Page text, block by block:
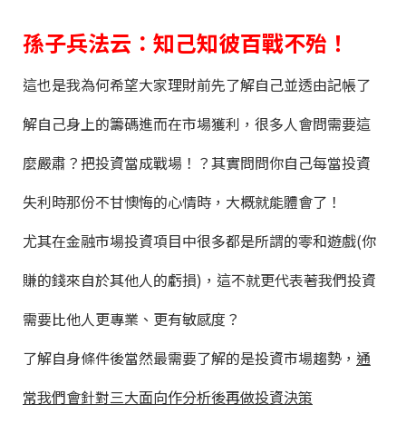
孫子兵法云：知己知彼百戰不殆！
這也是我為何希望大家理財前先了解自己並透由記帳了
解自己身上的籌碼進而在市場獲利，很多人會問需要這
麼嚴肅？把投資當成戰場！？其實問問你自己每當投資
失利時那份不甘懊悔的心情時，大概就能體會了！
尤其在金融市場投資項目中很多都是所謂的零和遊戲(你
賺的錢來自於其他人的虧損)，這不就更代表著我們投資
需要比他人更專業、更有敏感度？
了解自身條件後當然最需要了解的是投資市場趨勢， 通
常我們會針對三大面向作分析後再做投資決策